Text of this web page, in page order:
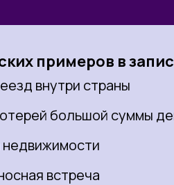
примеров в
внутри страны
большой суммы
недвижимости
встреча